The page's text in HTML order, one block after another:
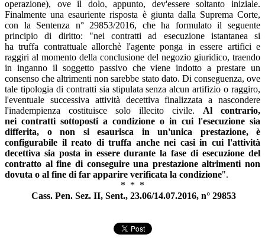
operazione), ove il dolo, appunto, dev'essere soltanto iniziale.
Finalmente una esauriente risposta è giunta dalla Suprema Corte,
con la Sentenza n° 29853/2016, che ha formulato il seguente
principio di diritto: "nei contratti ad esecuzione istantanea si
hatruffa contrattuale allorchè l'agente ponga in essere artifici e
raggiri al momento della conclusione del negozio giuridico, traendo
in inganno il soggetto passivo che viene indotto a prestare un
consenso che altrimenti non sarebbe stato dato. Di conseguenza, ove
tale tipologia di contratti sia stipulata senza alcun artifizio o raggiro,
l'eventuale successiva attività decettiva finalizzata a nascondere
l'inadempienza costituisce solo illecito civile. Al contrario,
nei contratti sottoposti a condizione o in cui l'esecuzione sia
differita, o non si esaurisca in un'unica prestazione, è
configurabile il reato di truffa anche nei casi in cui l'attività
decettiva sia posta in essere durante la fase di esecuzione del
contratto al fine di conseguire una prestazione altrimenti non
dovuta o al fine di far apparire verificata la condizione".
* * *
Cass. Pen. Sez. II, Sent., 23.06/14.07.2016, n° 29853